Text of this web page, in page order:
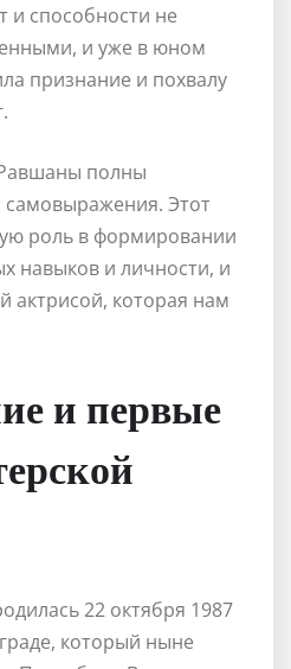
и способности не
и уже в юном
признание и похвалу
полны
самовыражения. Этот
роль в формировании
навыков и личности, и
актрисой, которая нам
и первые
22 октября 1987
который ныне